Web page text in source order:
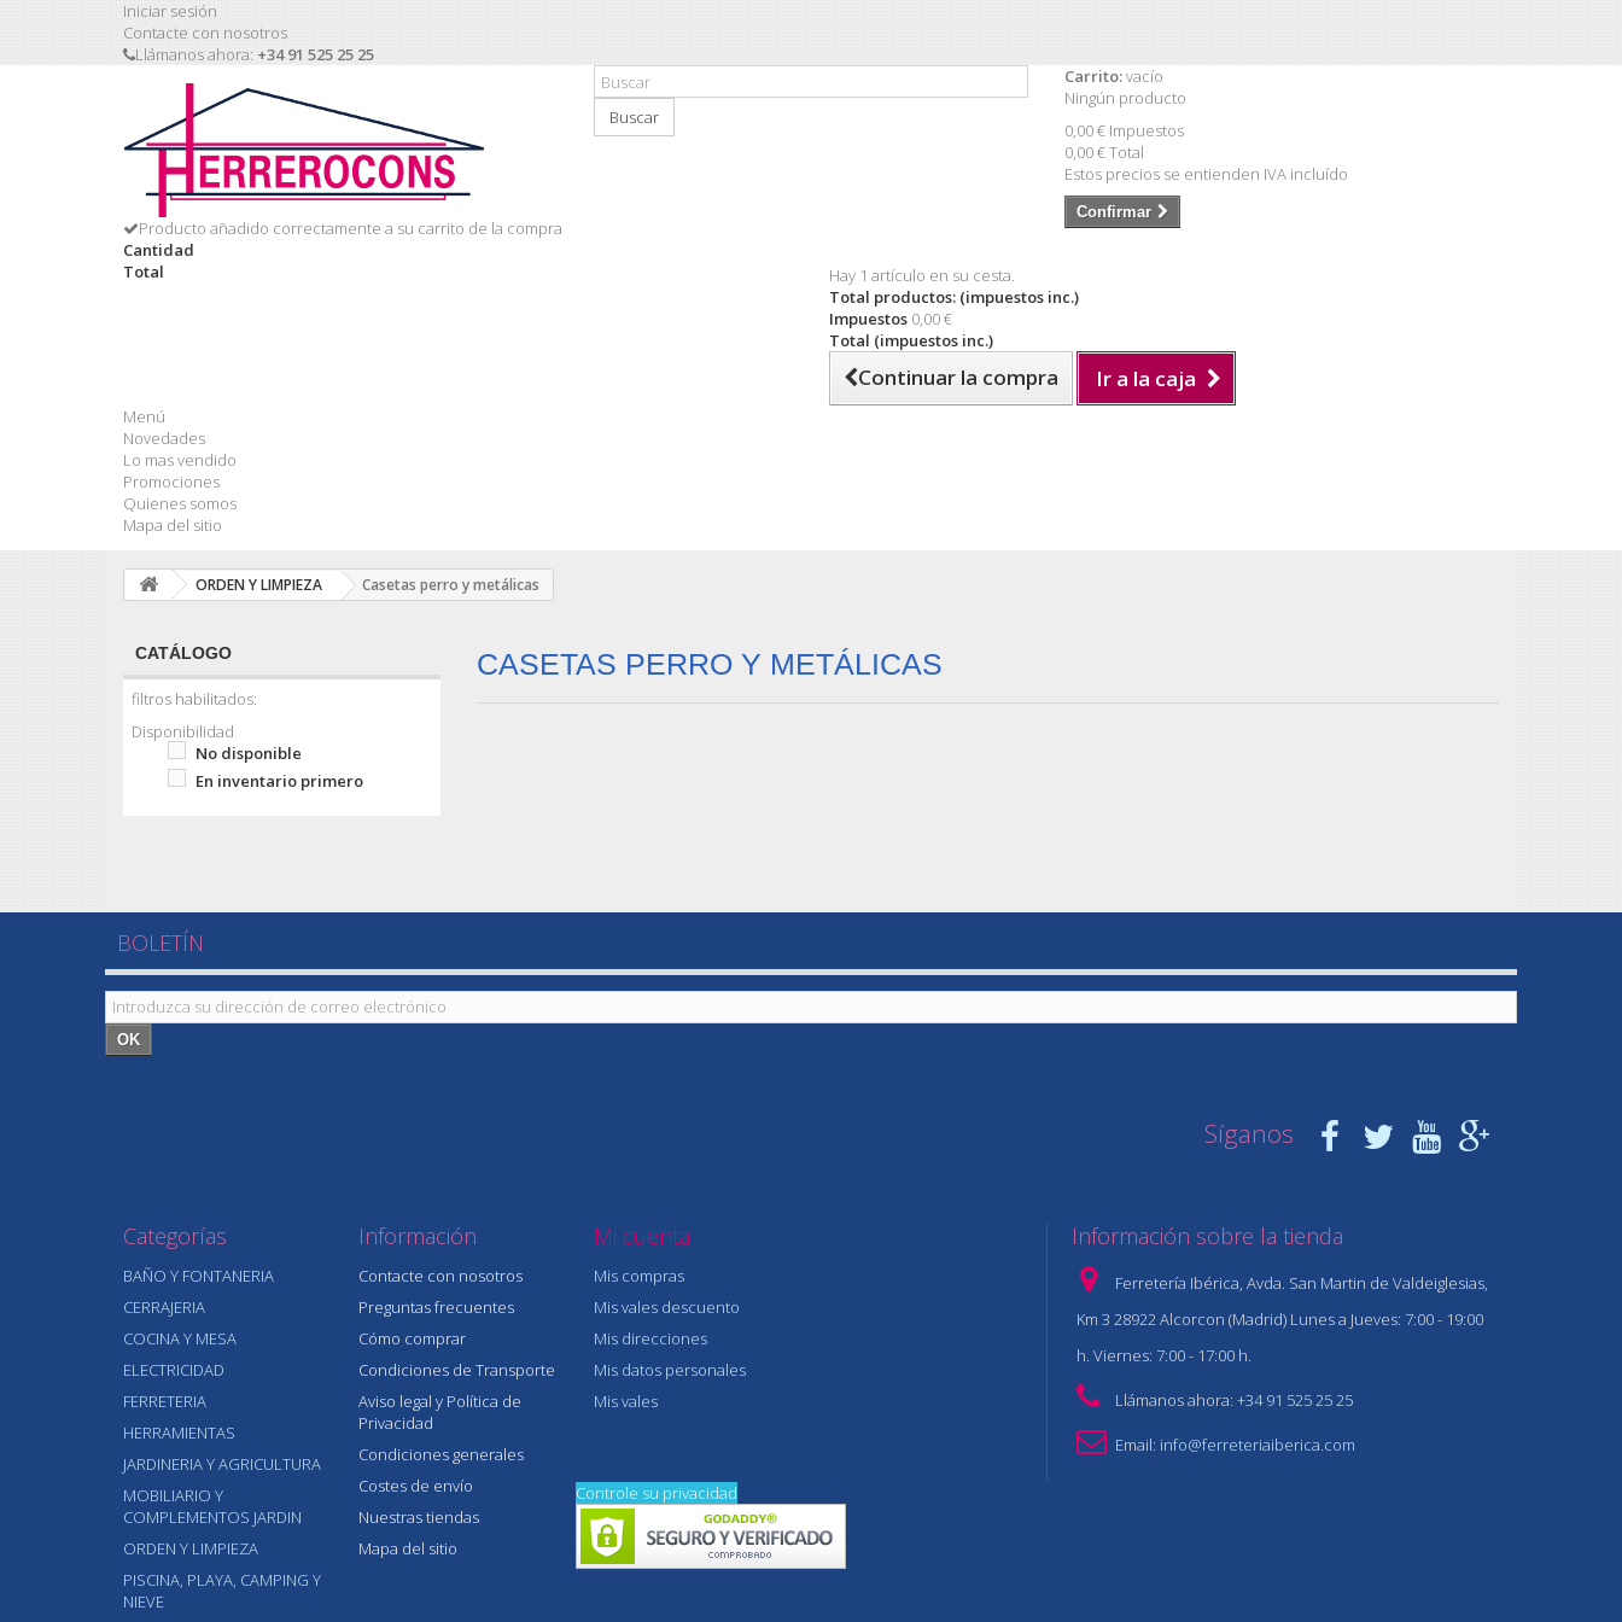
Iniciar sesión
Contacte con nosotros
Llámanos ahora: +34 91 525 25 25
Buscar
Carrito:vacío
Ningún producto
0,00 € Impuestos
0,00 €Total
Estos precios se entienden IVA incluído
Confirmar
Producto añadido correctamente a su carrito de la compra
Cantidad
Total
Hay 1 artículo en su cesta.
Total productos: (impuestos inc.)
Impuestos 0,00 €
Total (impuestos inc.)
Continuar la compra Ir a la caja
Menú
Novedades
Lo mas vendido
Promociones
Quienes somos
Mapa del sitio
ORDEN Y LIMPIEZA Casetas perro y metálicas
CATÁLOGO
filtros habilitados:
Disponibilidad
No disponible
En inventario primero
CASETAS PERRO Y METÁLICAS
BOLETÍN
OK
Síganos
Categorías
BAÑO Y FONTANERIA
CERRAJERIA
COCINA Y MESA
ELECTRICIDAD
FERRETERIA
HERRAMIENTAS
JARDINERIA Y AGRICULTURA
MOBILIARIO Y
COMPLEMENTOS JARDIN
ORDEN Y LIMPIEZA
PISCINA, PLAYA, CAMPING Y
NIEVE
Información
Contacte con nosotros
Preguntas frecuentes
Cómo comprar
Condiciones de Transporte
Aviso legal y Política de
Privacidad
Condiciones generales
Costes de envío
Nuestras tiendas
Mapa del sitio
Mi cuenta
Mis compras
Mis vales descuento
Mis direcciones
Mis datos personales
Mis vales
Información sobre la tienda
Ferretería Ibérica, Avda. San Martin de Valdeiglesias,
Km 3 28922 Alcorcon (Madrid) Lunes a Jueves: 7:00 - 19:00
h. Viernes: 7:00 - 17:00 h.
Llámanos ahora: +34 91 525 25 25
Email: info@ferreteriaiberica.com
Controle su privacidad